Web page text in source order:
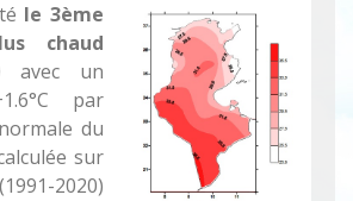
le 3ème
chaud
avec un
par
du
sur
2020).